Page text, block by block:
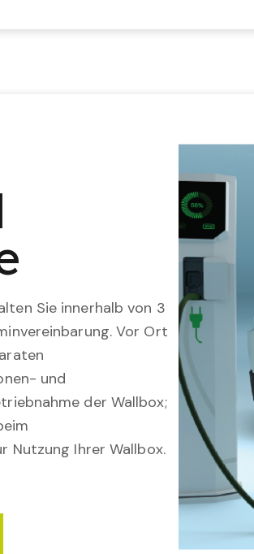
Sie innerhalb von 3
Vor Ort
und
der Wallbox;
Nutzung Ihrer Wallbox.